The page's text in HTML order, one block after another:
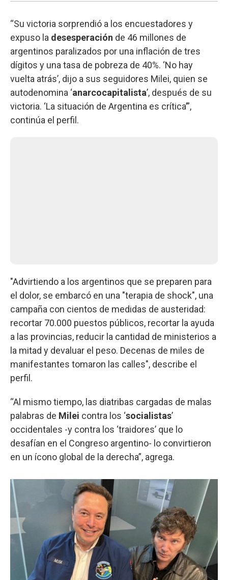
“Su victoria sorprendió a los encuestadores y
expuso la desesperación de 46 millones de
argentinos paralizados por una inflación de tres
dígitos y una tasa de pobreza de 40%. ‘No hay
vuelta atrás’, dijo a sus seguidores Milei, quien se
autodenomina ‘anarcocapitalista’, después de su
victoria. ‘La situación de Argentina es crítica’”,
continúa el perfil.
"Advirtiendo a los argentinos que se preparen para
el dolor, se embarcó en una "terapia de shock", una
campaña con cientos de medidas de austeridad:
recortar 70.000 puestos públicos, recortar la ayuda
a las provincias, reducir la cantidad de ministerios a
la mitad y devaluar el peso. Decenas de miles de
manifestantes tomaron las calles", describe el
perfil.
“Al mismo tiempo, las diatribas cargadas de malas
palabras de Milei contra los ‘socialistas’
occidentales -y contra los ‘traidores’ que lo
desafían en el Congreso argentino- lo convirtieron
en un ícono global de la derecha”, agrega.